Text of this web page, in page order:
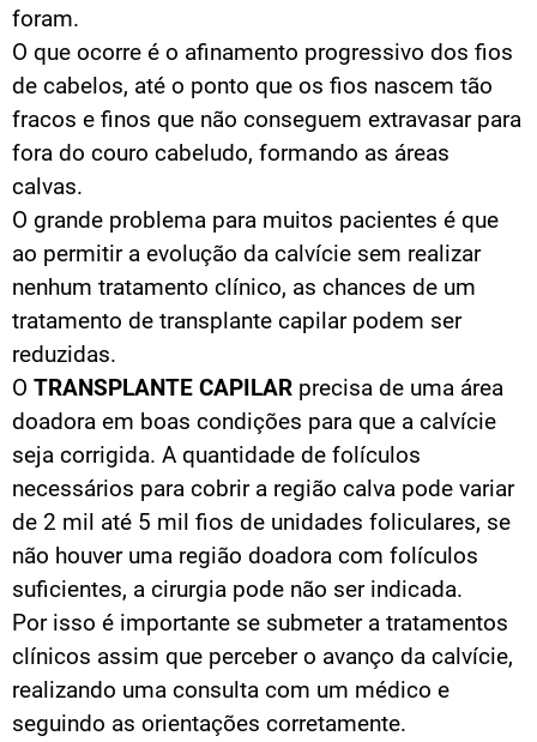
foram.
O que ocorre é o afinamento progressivo dos fios
de cabelos, até o ponto que os fios nascem tão
fracos e finos que não conseguem extravasar para
fora do couro cabeludo, formando as áreas
calvas.
O grande problema para muitos pacientes é que
ao permitir a evolução da calvície sem realizar
nenhum tratamento clínico, as chances de um
tratamento de transplante capilar podem ser
reduzidas.
O TRANSPLANTE CAPILAR precisa de uma área
doadora em boas condições para que a calvície
seja corrigida. A quantidade de folículos
necessários para cobrir a região calva pode variar
de 2 mil até 5 mil fios de unidades foliculares, se
não houver uma região doadora com folículos
suficientes, a cirurgia pode não ser indicada.
Por isso é importante se submeter a tratamentos
clínicos assim que perceber o avanço da calvície,
realizando uma consulta com um médico e
seguindo as orientações corretamente.